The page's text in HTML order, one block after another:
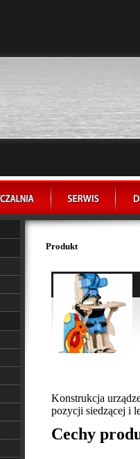
Produkt
Konstrukcja
pozycji siedzącej i
Cechy